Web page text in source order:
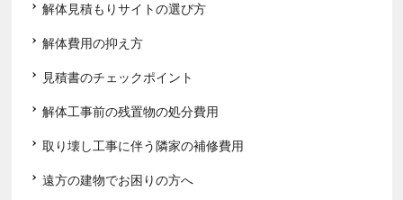
解体見積もりサイトの選び方
解体費用の抑え方
見積書のチェックポイント
解体工事前の残置物の処分費用
取り壊し工事に伴う隣家の補修費用
遠方の建物でお困りの方へ